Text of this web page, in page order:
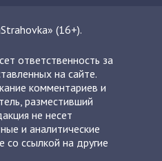
(16+).
ответственность за
на сайте.
комментариев и
разместивший
не несет
и аналитические
со ссылкой на другие